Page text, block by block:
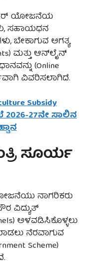
ಯೋಜನೆಯ
ಸಹಾಯಧನ
ಬೇಕಾಗುವ ಅಗತ್ಯ
ಮತ್ತು ಆನ್‌ಲೈನ್
(Online
ವಿವರಿಸಲಾಗಿದೆ.
Subsidy
27ನೇ ಸಾಲಿನ
ಸೂರ್ಯ
ನಾಗರಿಕರು
ವಿದ್ಯುತ್
ಅಳವಡಿಸಿಕೊಳ್ಳಲು
ನೆರವಾಗುವ
Scheme)